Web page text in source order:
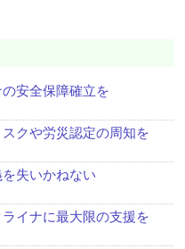
安全保障確立を
クや労災認定の周知を
失いかねない
イナに最大限の支援を